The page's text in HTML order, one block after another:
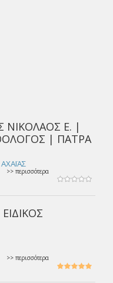
ΝΙΚΟΛΑΟΣ Ε. |
| ΠΑΤΡΑ
>> περισσότερα
>> περισσότερα